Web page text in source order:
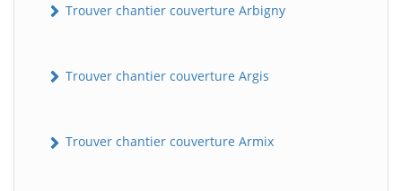
Trouver chantier couverture Arbigny
Trouver chantier couverture Argis
Trouver chantier couverture Armix